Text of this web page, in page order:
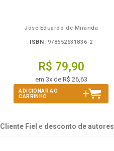
José Eduardo de Miranda
ISBN: 978652631836-2
R$ 79,90
em 3x de R$ 26,63
ADICIONAR AO
CARRINHO
Cliente Fiel e desconto de autores